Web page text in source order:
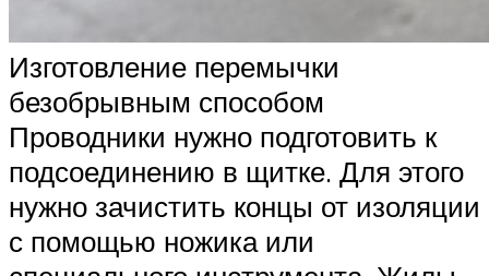
Изготовление перемычки
безобрывным способом
Проводники нужно подготовить к
подсоединению в щитке. Для этого
нужно зачистить концы от изоляции
с помощью ножика или